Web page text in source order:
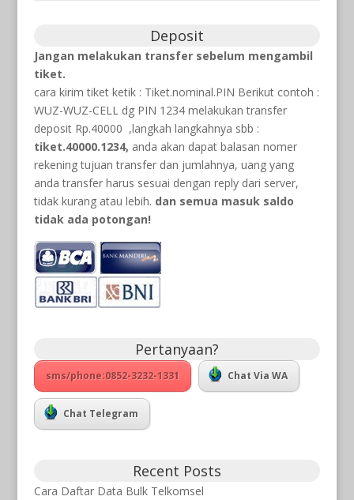
Deposit
Jangan melakukan transfer sebelum mengambil
tiket.
cara kirim tiket ketik : Tiket.nominal.PIN Berikut contoh :
WUZ-WUZ-CELL dg PIN 1234 melakukan transfer
deposit Rp.40000 ,langkah langkahnya sbb :
tiket.40000.1234, anda akan dapat balasan nomer
rekening tujuan transfer dan jumlahnya, uang yang
anda transfer harus sesuai dengan reply dari server,
tidak kurang atau lebih. dan semua masuk saldo
tidak ada potongan!
Pertanyaan?
sms/phone:0852-3232-1331 Chat Via WA
Chat Telegram
Recent Posts
Cara Daftar Data Bulk Telkomsel